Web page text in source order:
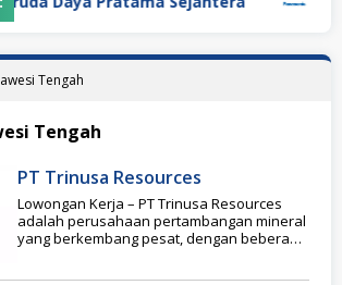
Tengah
Tengah
PT Trinusa Resources
Lowongan Kerja – PT Trinusa Resources
adalah perusahaan pertambangan mineral
yang berkembang pesat, dengan beberapa